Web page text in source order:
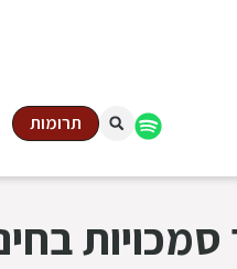
תרומות
סמכויות